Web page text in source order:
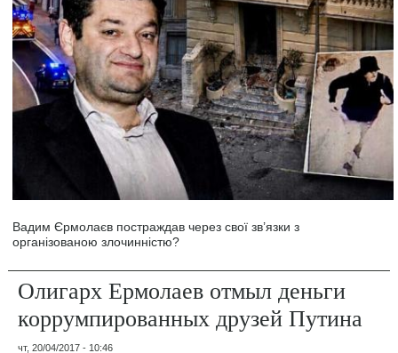
Вадим Єрмолаєв постраждав через свої зв’язки з
організованою злочинністю?
Олигарх Ермолаев отмыл деньги
коррумпированных друзей Путина
чт, 20/04/2017 - 10:46